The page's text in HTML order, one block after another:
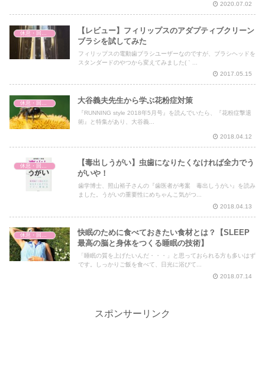
2020.07.02
【レビュー】フィリップスのアダプティブクリーン
ブラシを試してみた
フィリップスの電動歯ブラシユーザーなのですが、ブラシヘッドを
スタンダードのやつから変えてみました(｀...
2017.05.15
大谷義夫先生から学ぶ花粉症対策
『RUNNING style 2018年5月号』を読んでいたら、『花粉症撃退
術』と特集があり、大谷義...
2018.04.12
【毒出しうがい】虫歯になりたくなければ全力でう
がいや！
歯学博士、照山裕子さんの『歯医者が考案 毒出しうがい』を読み
ました。うがいの重要性にめちゃんこ気がつ...
2018.04.13
休息・回復・不調対策
快眠のために食べておきたい食材とは？【SLEEP
最高の脳と身体をつくる睡眠の技術】
「睡眠の質を上げたいんだ・・・」と思っておられる方も多いはず
です。しっかりご飯を食べて、日光に浴びて...
2018.07.14
スポンサーリンク